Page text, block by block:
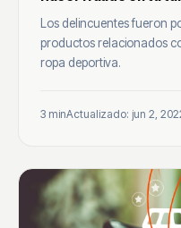
Los delincuentes fueron
productos relacionados
ropa deportiva.
3 minActualizado: jun 2,